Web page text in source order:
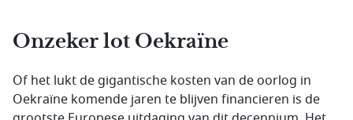
Onzeker lot Oekraïne
Of het lukt de gigantische kosten van de oorlog in
Oekraïne komende jaren te blijven financieren is de